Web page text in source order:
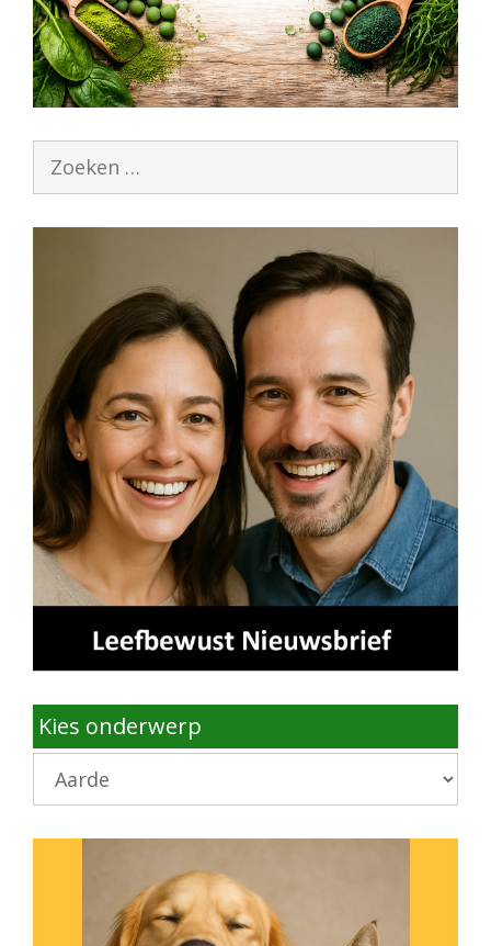
naar:
Kies onderwerp
onderwerp